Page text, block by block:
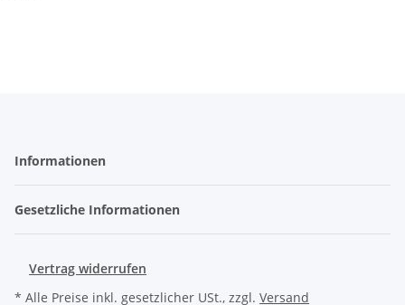
Informationen
Gesetzliche Informationen
Vertrag widerrufen
* Alle Preise inkl. gesetzlicher USt., zzgl. Versand